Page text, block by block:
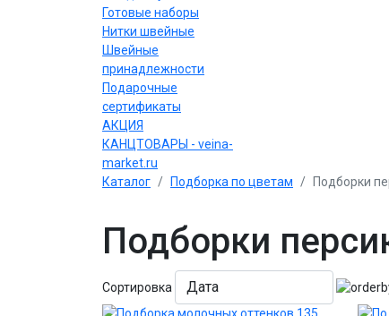
Готовые наборы
Нитки швейные
Швейные
принадлежности
Подарочные
сертификаты
АКЦИЯ
КАНЦТОВАРЫ - veina-
market.ru
Каталог Подборка по цветам Подборки
Подборки
Сортировка